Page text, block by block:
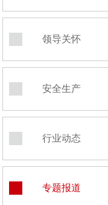
领导关怀
安全生产
行业动态
专题报道